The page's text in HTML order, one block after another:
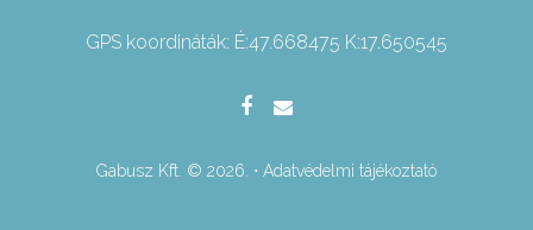
GPS koordináták: É:47.668475 K:17.650545
Gabusz Kft. © 2026. ⋅ Adatvédelmi tájékoztató